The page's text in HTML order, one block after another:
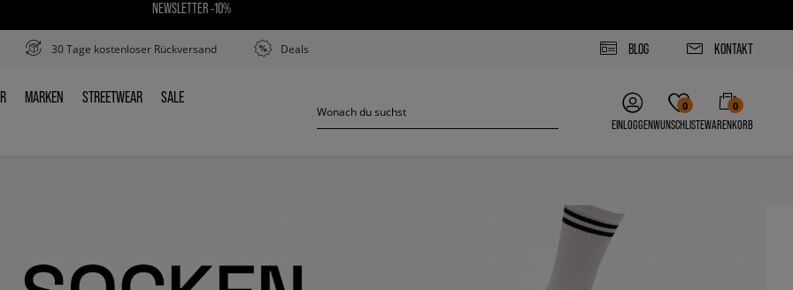
NEWSLETTER -10%
30 Tage kostenloser Rückversand Deals BLOG KONTAKT
MARKEN
MARKEN STREETWEAR
STREETWEAR SALE
SALE
EINLOGGEN
0
WUNSCHLISTE
0
WARENKORB